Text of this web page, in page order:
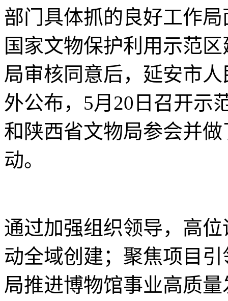
部门具体抓的良好工作
国家文物保护利用示范
局审核同意后，延安市
外公布，5月20日召开示
和陕西省文物局参会并
动。
通过加强组织领导，高
动全域创建；聚焦项目
局推进博物馆事业高质